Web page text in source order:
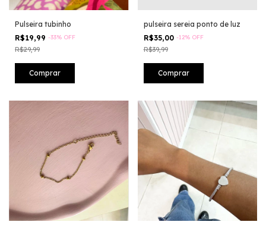
Pulseira tubinho
R$19,99 -33% OFF
R$29,99
pulseira sereia ponto de luz
R$35,00 -12% OFF
R$39,99